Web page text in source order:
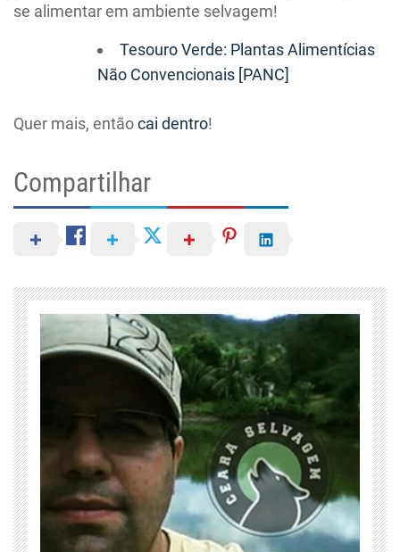
se alimentar em ambiente selvagem!
Tesouro Verde: Plantas Alimentícias
Não Convencionais [PANC]
Quer mais, entãocai dentro!
Compartilhar